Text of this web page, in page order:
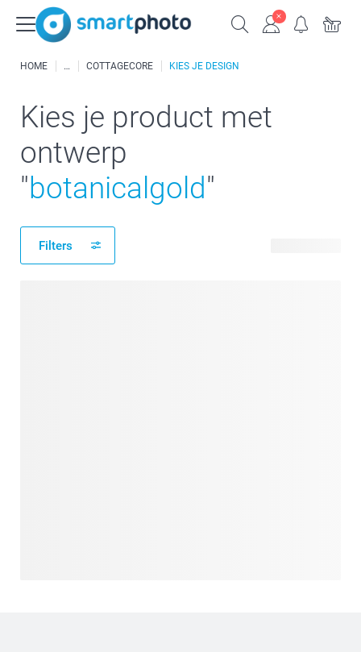
HOME COTTAGECORE KIES JE DESIGN
Kies je product met
ontwerp
"botanicalgold"
Filters